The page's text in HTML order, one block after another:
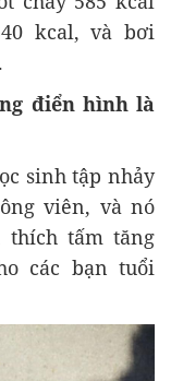
kcal, và bơi
điển hình là
sinh tập nhảy
viên, và nó
tấm tăng
các bạn tuổi